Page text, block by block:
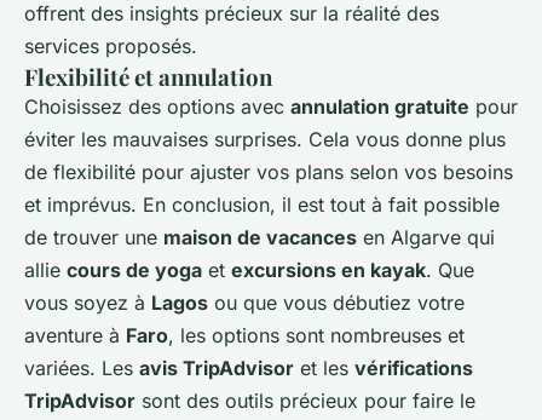
offrent des insights précieux sur la réalité des
services proposés.
Flexibilité et annulation
Choisissez des options avec annulation gratuite pour
éviter les mauvaises surprises. Cela vous donne plus
de flexibilité pour ajuster vos plans selon vos besoins
et imprévus. En conclusion, il est tout à fait possible
de trouver une maison de vacances en Algarve qui
allie cours de yoga et excursions en kayak. Que
vous soyez à Lagos ou que vous débutiez votre
aventure à Faro, les options sont nombreuses et
variées. Les avis TripAdvisor et les vérifications
TripAdvisor sont des outils précieux pour faire le